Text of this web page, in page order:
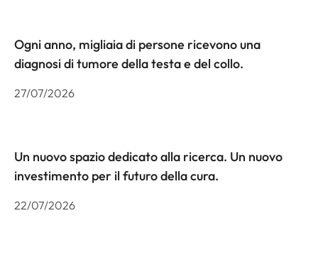
Ogni anno, migliaia di persone ricevono una
diagnosi di tumore della testa e del collo.
27/07/2026
Un nuovo spazio dedicato alla ricerca. Un nuovo
investimento per il futuro della cura.
22/07/2026